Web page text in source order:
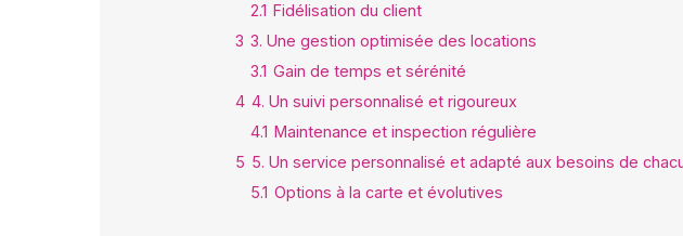
2.1 Fidélisation du client
3 3. Une gestion optimisée des locations
3.1 Gain de temps et sérénité
4 4. Un suivi personnalisé et rigoureux
4.1 Maintenance et inspection régulière
5 5. Un service personnalisé et adapté aux besoins de
5.1 Options à la carte et évolutives